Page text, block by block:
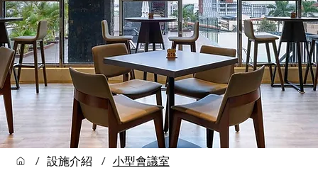
/ 設施介紹 / 小型會議室
松風VIP套房